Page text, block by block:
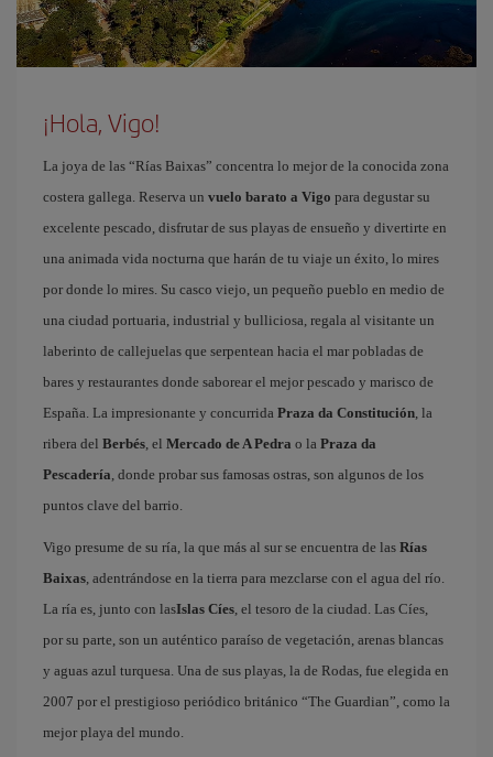
¡Hola, Vigo!
La joya de las “Rías Baixas” concentra lo mejor de la conocida zona
costera gallega. Reserva un vuelo barato a Vigo para degustar su
excelente pescado, disfrutar de sus playas de ensueño y divertirte en
una animada vida nocturna que harán de tu viaje un éxito, lo mires
por donde lo mires. Su casco viejo, un pequeño pueblo en medio de
una ciudad portuaria, industrial y bulliciosa, regala al visitante un
laberinto de callejuelas que serpentean hacia el mar pobladas de
bares y restaurantes donde saborear el mejor pescado y marisco de
España. La impresionante y concurrida Praza da Constitución, la
ribera del Berbés, el Mercado de A Pedra o la Praza da
Pescadería, donde probar sus famosas ostras, son algunos de los
puntos clave del barrio.
Vigo presume de su ría, la que más al sur se encuentra de las Rías
Baixas, adentrándose en la tierra para mezclarse con el agua del río.
La ría es, junto con lasIslas Cíes, el tesoro de la ciudad. Las Cíes,
por su parte, son un auténtico paraíso de vegetación, arenas blancas
y aguas azul turquesa. Una de sus playas, la de Rodas, fue elegida en
2007 por el prestigioso periódico británico “The Guardian”, como la
mejor playa del mundo.